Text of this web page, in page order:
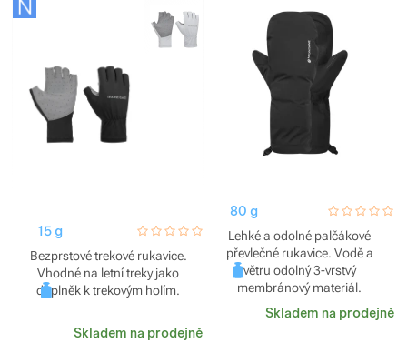
15 g hodnoceni_zakazniku
0 / 5
Bezprstové trekové rukavice.
Vhodné na letní treky jako
doplněk k trekovým holím.
Skladem na prodejně
80 g
0 / 5
Lehké a odolné palčákové
převlečné rukavice. Vodě a
větru odolný 3-vrstvý
membránový materiál.
Skladem na prodejně
Zobrazit více
Zobrazit více
Zobrazit více
Zobrazit více
Zobrazit více
Zobrazit více
Zobrazit více